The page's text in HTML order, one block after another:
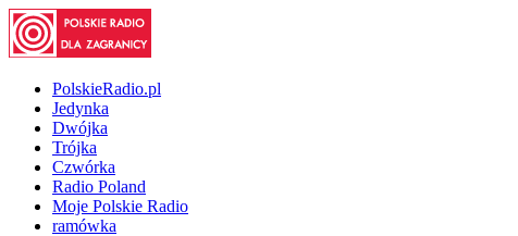
PolskieRadio.pl
Jedynka
Dwójka
Trójka
Czwórka
Radio Poland
Moje Polskie Radio
ramówka